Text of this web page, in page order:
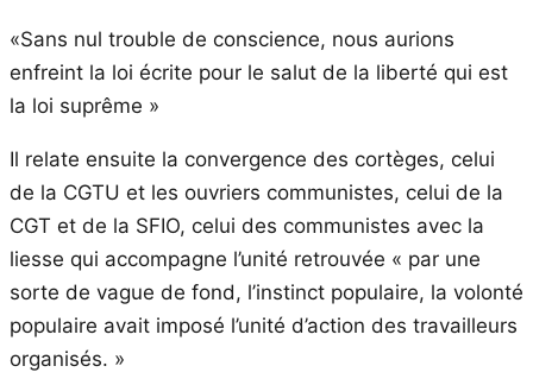
«Sans nul trouble de conscience, nous aurions
enfreint la loi écrite pour le salut de la liberté qui est
la loi suprême »
Il relate ensuite la convergence des cortèges, celui
de la CGTU et les ouvriers communistes, celui de la
CGT et de la SFIO, celui des communistes avec la
liesse qui accompagne l’unité retrouvée « par une
sorte de vague de fond, l’instinct populaire, la volonté
populaire avait imposé l’unité d’action des travailleurs
organisés. »